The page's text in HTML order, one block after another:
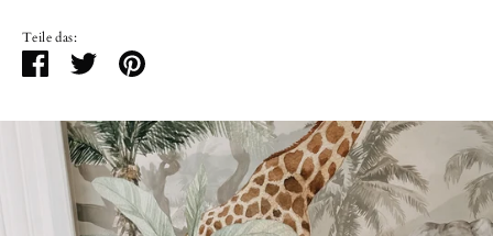
Teile das:
TeilenTwitternPinnen